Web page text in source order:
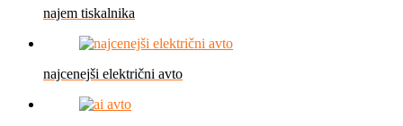
najem tiskalnika
najcenejši električni avto